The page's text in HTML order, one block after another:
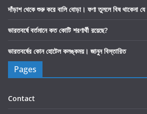
দাঁড়াশ থেকে শুরু করে বালি বোড়া। ফণা তুললে বিষ থাকেনা যে
ভারতবর্ষে বর্তমানে কত কোটি শরণার্থী রয়েছে?
ভারতবর্ষের কোন হোটেল কলঙ্কময়। জানুন বিস্তারিত
Pages
Contact